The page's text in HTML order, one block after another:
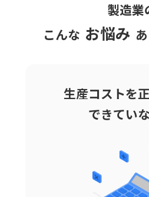
製造業
こんな お悩み
生産コストを
できてい